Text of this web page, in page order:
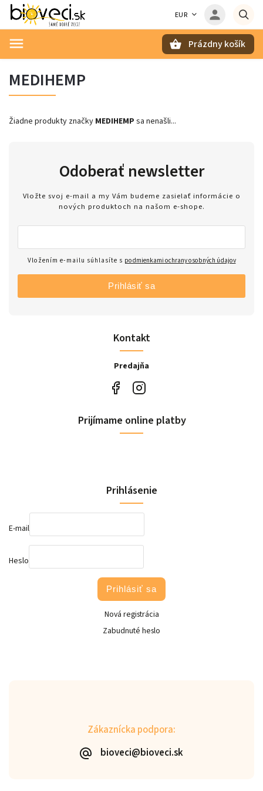
EUR
Prázdny košík
MEDIHEMP
Žiadne produkty značky MEDIHEMP sa nenašli...
Zákaznícka podpora:
bioveci@bioveci.sk
Kontakt
Predajňa
Odoberať newsletter
Vložte svoj e-mail a my Vám budeme zasielať informácie o
nových produktoch na našom e-shope.
Vložením e-mailu súhlasíte s podmienkami ochrany osobných údajov
Prihlásiť sa
Prijímame online platby
Prihlásenie
E-mail
Heslo
Prihlásiť sa
Nová registrácia
Zabudnuté heslo